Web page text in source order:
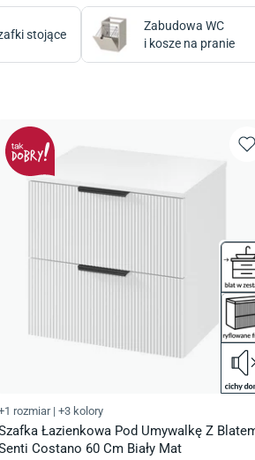
stojące
Zabudowa WC
i kosze na pranie
rozmiar | +3 kolory
Łazienkowa Pod Umywalkę Z
Costano 60 Cm Biały Mat